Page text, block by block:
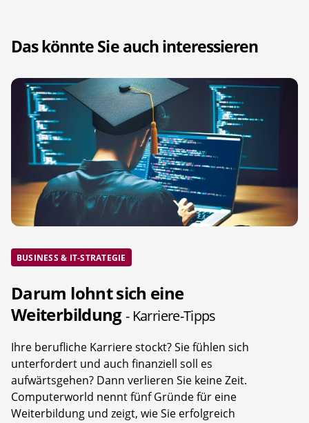
Das könnte Sie auch interessieren
BUSINESS & IT-STRATEGIE
Darum lohnt sich eine
Weiterbildung- Karriere-Tipps
Ihre berufliche Karriere stockt? Sie fühlen sich
unterfordert und auch finanziell soll es
aufwärtsgehen? Dann verlieren Sie keine Zeit.
Computerworld nennt fünf Gründe für eine
Weiterbildung und zeigt, wie Sie erfolgreich